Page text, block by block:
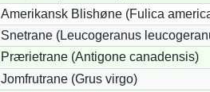
Amerikansk Blishøne (Fulica
Snetrane (Leucogeranus
Prærietrane (Antigone canadensis)
Jomfrutrane (Grus virgo)